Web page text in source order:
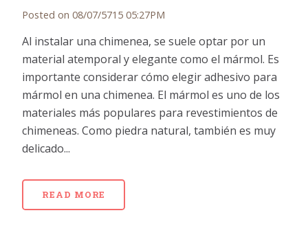
Posted on 08/07/5715 05:27PM
Al instalar una chimenea, se suele optar por un
material atemporal y elegante como el mármol. Es
importante considerar cómo elegir adhesivo para
mármol en una chimenea. El mármol es uno de los
materiales más populares para revestimientos de
chimeneas. Como piedra natural, también es muy
delicado...
READ MORE